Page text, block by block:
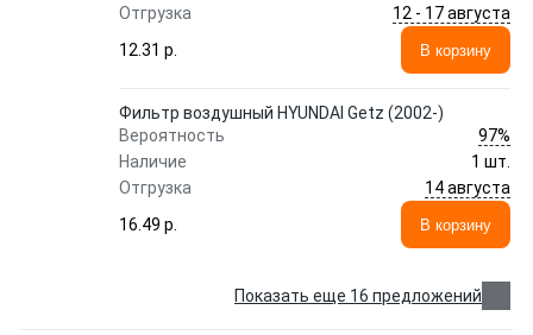
Отгрузка
12 - 17 августа
12.31 p.
В корзину
Фильтр воздушный HYUNDAI Getz (2002-)
Вероятность
97%
Наличие
1 шт.
Отгрузка
14 августа
16.49 p.
В корзину
Показать еще 16 предложений